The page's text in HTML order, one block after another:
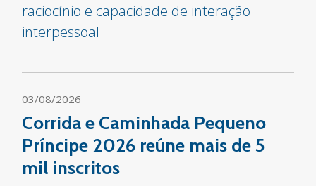
raciocínio e capacidade de interação
interpessoal
03/08/2026
Corrida e Caminhada Pequeno
Príncipe 2026 reúne mais de 5
mil inscritos